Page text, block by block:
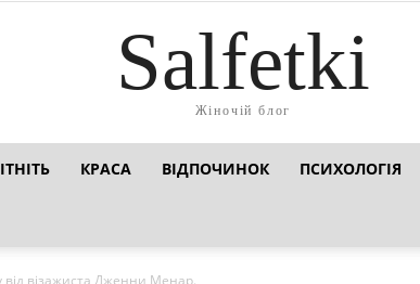
Salfetki
Жіночій блог
КРАСА ВІДПОЧИНОК ПСИХОЛОГІЯ
від візажиста Дженни Менар.